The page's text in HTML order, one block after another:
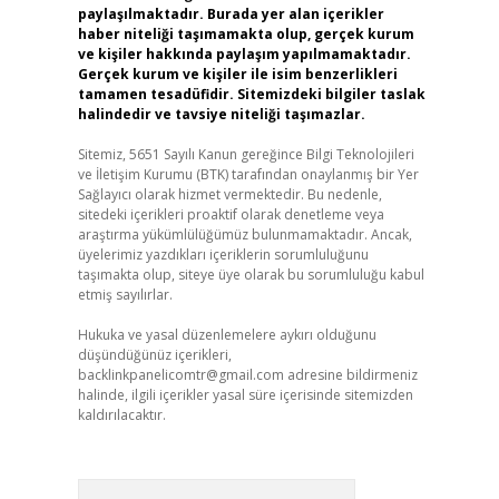
paylaşılmaktadır. Burada yer alan içerikler
haber niteliği taşımamakta olup, gerçek kurum
ve kişiler hakkında paylaşım yapılmamaktadır.
Gerçek kurum ve kişiler ile isim benzerlikleri
tamamen tesadüfidir. Sitemizdeki bilgiler taslak
halindedir ve tavsiye niteliği taşımazlar.
Sitemiz, 5651 Sayılı Kanun gereğince Bilgi Teknolojileri
ve İletişim Kurumu (BTK) tarafından onaylanmış bir Yer
Sağlayıcı olarak hizmet vermektedir. Bu nedenle,
sitedeki içerikleri proaktif olarak denetleme veya
araştırma yükümlülüğümüz bulunmamaktadır. Ancak,
üyelerimiz yazdıkları içeriklerin sorumluluğunu
taşımakta olup, siteye üye olarak bu sorumluluğu kabul
etmiş sayılırlar.
Hukuka ve yasal düzenlemelere aykırı olduğunu
düşündüğünüz içerikleri,
backlinkpanelicomtr@gmail.com adresine bildirmeniz
halinde, ilgili içerikler yasal süre içerisinde sitemizden
kaldırılacaktır.